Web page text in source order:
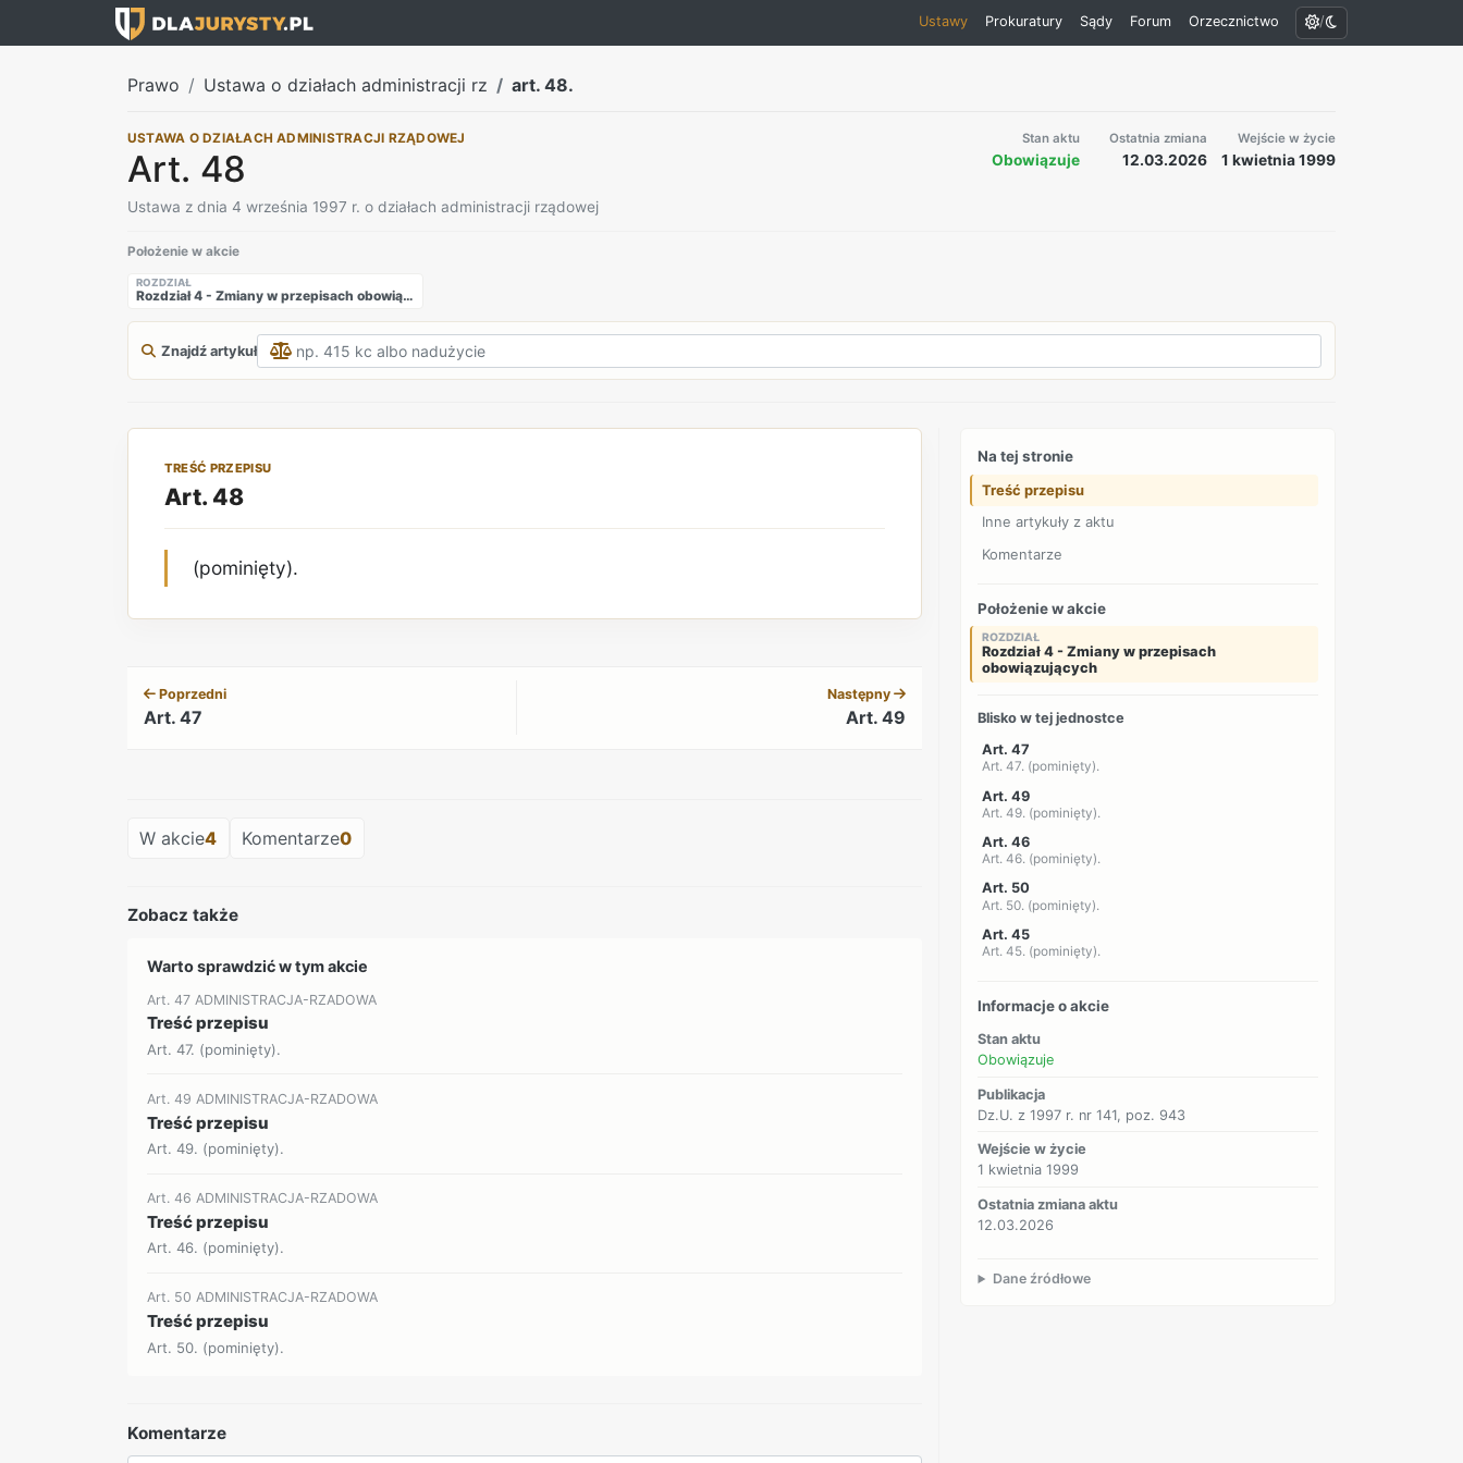
Ustawy Prokuratury Sądy Forum Orzecznictwo /
Prawo Ustawa o działach administracji rz art. 48.
USTAWA O DZIAŁACH ADMINISTRACJI RZĄDOWEJ
Art. 48
Ustawa z dnia 4 września 1997 r. o działach administracji rządowej
Stan aktu
Obowiązuje
Ostatnia zmiana
12.03.2026
Wejście w życie
1 kwietnia 1999
Położenie w akcie
ROZDZIAŁ
Rozdział 4 - Zmiany w przepisach obowiązujących
Znajdź artykuł
TREŚĆ PRZEPISU
Art. 48
(pominięty).
Poprzedni
Art. 47
Następny
Art. 49
W akcie4 Komentarze0
Zobacz także
Warto sprawdzić w tym akcie
Art. 47 ADMINISTRACJA-RZADOWA
Treść przepisu
Art. 47. (pominięty).
Art. 49 ADMINISTRACJA-RZADOWA
Treść przepisu
Art. 49. (pominięty).
Art. 46 ADMINISTRACJA-RZADOWA
Treść przepisu
Art. 46. (pominięty).
Art. 50 ADMINISTRACJA-RZADOWA
Treść przepisu
Art. 50. (pominięty).
Komentarze
Na tej stronie
Treść przepisu
Inne artykuły z aktu
Komentarze
Położenie w akcie
ROZDZIAŁ
Rozdział 4 - Zmiany w przepisach
obowiązujących
Blisko w tej jednostce
Art. 47
Art. 47. (pominięty).
Art. 49
Art. 49. (pominięty).
Art. 46
Art. 46. (pominięty).
Art. 50
Art. 50. (pominięty).
Art. 45
Art. 45. (pominięty).
Informacje o akcie
Stan aktu
Obowiązuje
Publikacja
Dz.U. z 1997 r. nr 141, poz. 943
Wejście w życie
1 kwietnia 1999
Ostatnia zmiana aktu
12.03.2026
Dane źródłowe